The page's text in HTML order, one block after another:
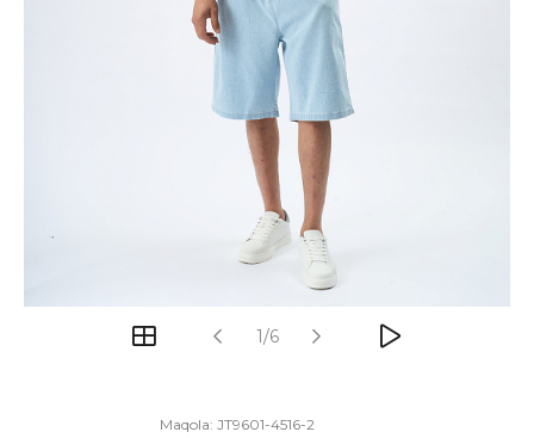
1/6
Maqola: JT9601-4516-2